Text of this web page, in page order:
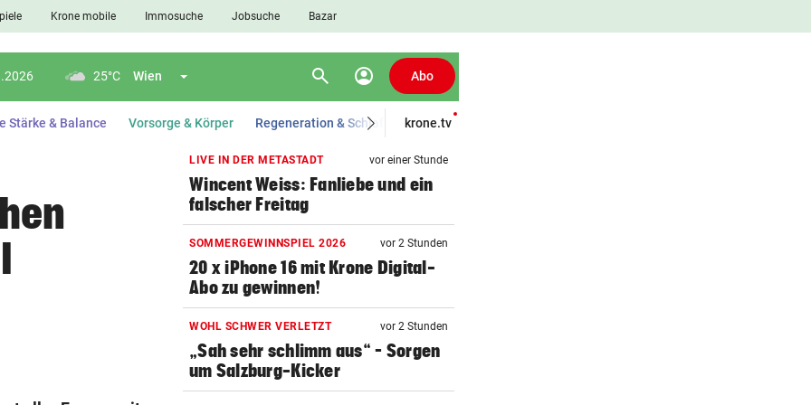
Krone mobile Immosuche Jobsuche Bazar
25°C Wien Menü aufklappen search Suchen
account_circle Abo
Stärke & Balance Vorsorge & Körper Regeneration & Schlaf Patientenberichte
krone.tv
LIVE IN DER METASTADT vor einer Stunde
Wincent Weiss: Fanliebe und ein
falscher Freitag
SOMMERGEWINNSPIEL 2026 vor 2 Stunden
20 x iPhone 16 mit Krone Digital-
Abo zu gewinnen!
WOHL SCHWER VERLETZT vor 2 Stunden
„Sah sehr schlimm aus“ – Sorgen
um Salzburg-Kicker